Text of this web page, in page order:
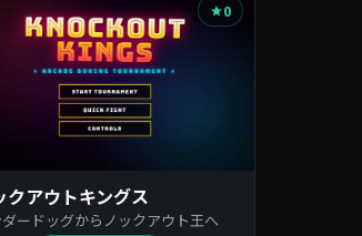
0
クアウトキングス
ードッグからノックアウト王へ